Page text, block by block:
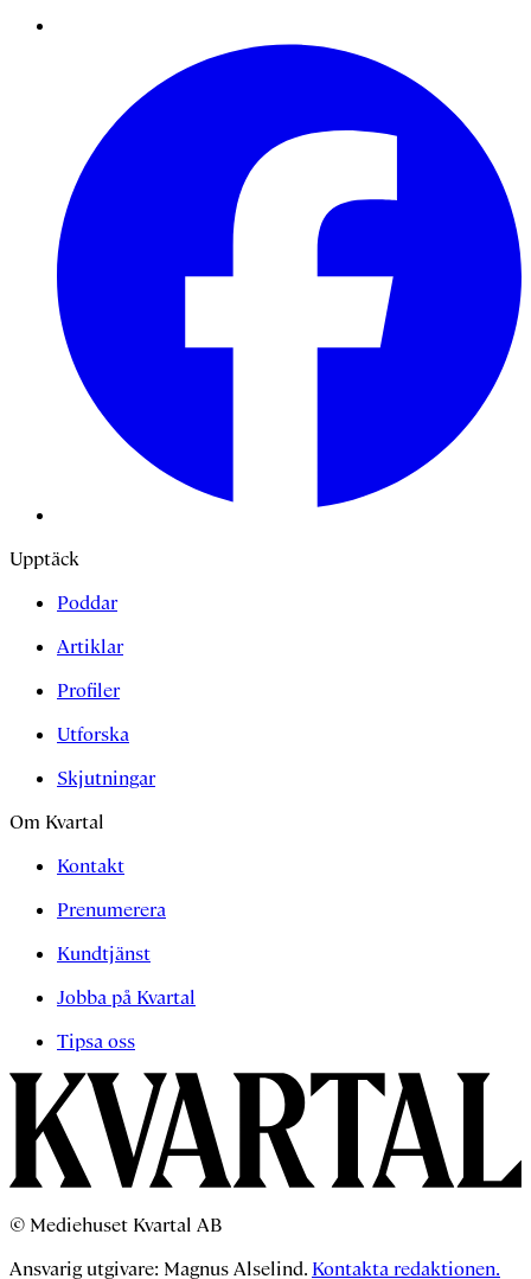
Upptäck
Poddar
Artiklar
Profiler
Utforska
Skjutningar
Om Kvartal
Kontakt
Prenumerera
Kundtjänst
Jobba på Kvartal
Tipsa oss
© Mediehuset Kvartal AB
Ansvarig utgivare: Magnus Alselind. Kontakta redaktionen.